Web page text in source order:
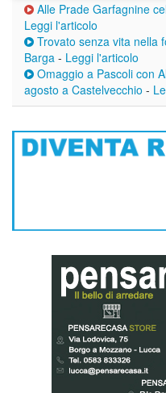
Alle Prade Garfagnine
Leggi l'articolo
Trovato senza vita nella
Barga - Leggi l'articolo
Omaggio a Pascoli con
agosto a Castelvecchio -